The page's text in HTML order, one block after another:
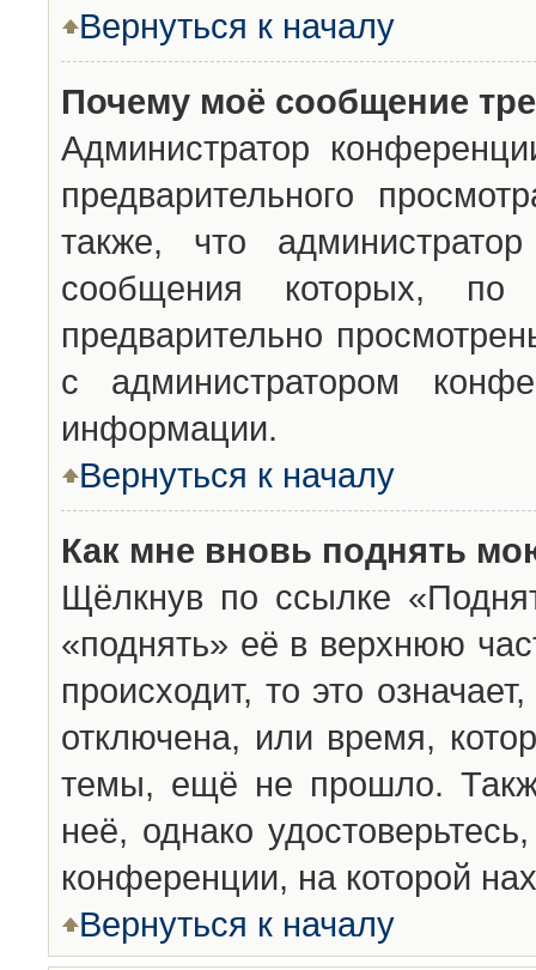
Вернуться к началу
Почему моё сообщение
Администратор
предварительного
также, что
сообщения которых,
предварительно
с администратором
информации.
Вернуться к началу
Как мне вновь поднять
Щёлкнув по ссылке
«поднять» её в верхнюю
происходит, то это
отключена, или время,
темы, ещё не прошло.
неё, однако
конференции, на которой
Вернуться к началу